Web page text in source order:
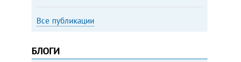
Все публикации
БЛОГИ